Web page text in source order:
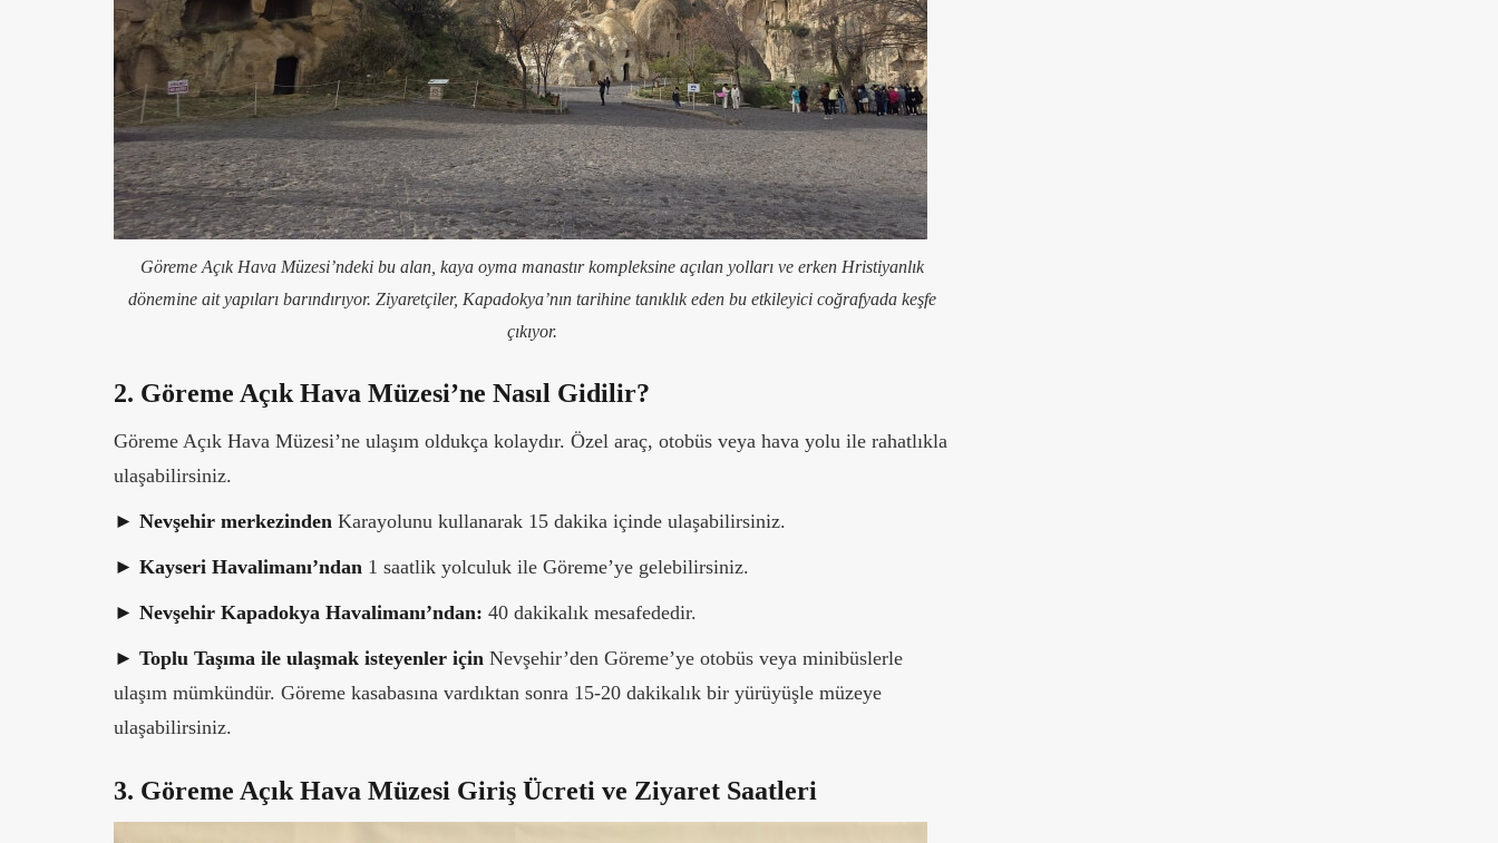
Göreme Açık Hava Müzesi’ndeki bu alan, kaya oyma manastır kompleksine açılan yolları ve erken Hristiyanlık
dönemine ait yapıları barındırıyor. Ziyaretçiler, Kapadokya’nın tarihine tanıklık eden bu etkileyici coğrafyada keşfe
çıkıyor.
2. Göreme Açık Hava Müzesi’ne Nasıl Gidilir?
Göreme Açık Hava Müzesi’ne ulaşım oldukça kolaydır. Özel araç, otobüs veya hava yolu ile rahatlıkla
ulaşabilirsiniz.
► Nevşehir merkezinden Karayolunu kullanarak 15 dakika içinde ulaşabilirsiniz.
► Kayseri Havalimanı’ndan 1 saatlik yolculuk ile Göreme’ye gelebilirsiniz.
► Nevşehir Kapadokya Havalimanı’ndan: 40 dakikalık mesafededir.
► Toplu Taşıma ile ulaşmak isteyenler için Nevşehir’den Göreme’ye otobüs veya minibüslerle
ulaşım mümkündür. Göreme kasabasına vardıktan sonra 15-20 dakikalık bir yürüyüşle müzeye
ulaşabilirsiniz.
3. Göreme Açık Hava Müzesi Giriş Ücreti ve Ziyaret Saatleri